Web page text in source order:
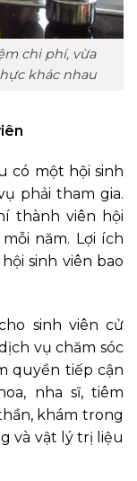
chi phí, vừa
khác nhau
có một hội sinh
phải tham gia.
thành viên hội
năm. Lợi ích
sinh viên bao
sinh viên cử
vụ chăm sóc
quyền tiếp cận
nha sĩ, tiêm
khám trong
và vật lý trị liệu